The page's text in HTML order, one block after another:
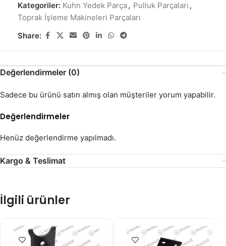
Kategoriler: Kuhn Yedek Parça, Pulluk Parçaları ,
Toprak İşleme Makineleri Parçaları
Share:
Değerlendirmeler (0)
Değerlendirmeler
Henüz değerlendirme yapılmadı.
Sadece bu ürünü satın almış olan müşteriler yorum yapabilir.
Kargo & Teslimat
İlgili ürünler